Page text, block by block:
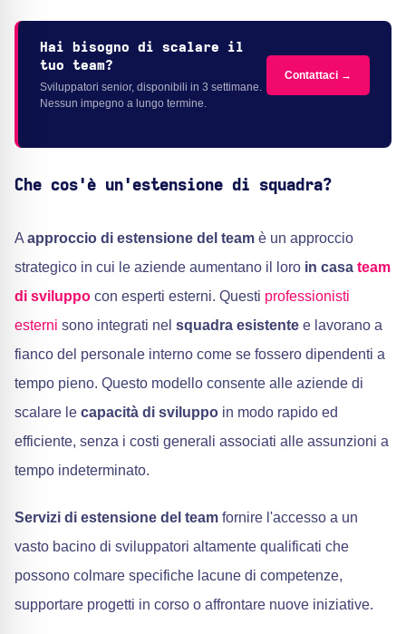
Hai bisogno di scalare il
tuo team?
Sviluppatori senior, disponibili in 3 settimane.
Nessun impegno a lungo termine.
Contattaci →
Che cos'è un'estensione di squadra?
A approccio di estensione del team è un approccio
strategico in cui le aziende aumentano il loro in casa team
di sviluppo con esperti esterni. Questi professionisti
esterni sono integrati nel squadra esistente e lavorano a
fianco del personale interno come se fossero dipendenti a
tempo pieno. Questo modello consente alle aziende di
scalare le capacità di sviluppo in modo rapido ed
efficiente, senza i costi generali associati alle assunzioni a
tempo indeterminato.
Servizi di estensione del team fornire l'accesso a un
vasto bacino di sviluppatori altamente qualificati che
possono colmare specifiche lacune di competenze,
supportare progetti in corso o affrontare nuove iniziative.